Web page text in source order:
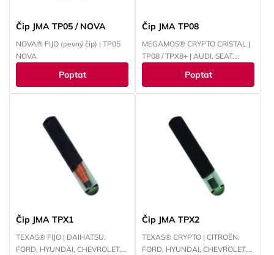
Čip JMA TP05 / NOVA
NOVA® FIJO (pevný čip) | TP05
NOVA
Poptat
Čip JMA TP08
MEGAMOS® CRYPTO CRISTAL |
TP08 / TPX8+ | AUDI, SEAT,
Poptat
Čip JMA TPX1
TEXAS® FIJO | DAIHATSU,
FORD, HYUNDAI, CHEVROLET,
Čip JMA TPX2
TEXAS® CRYPTO | CITROËN,
FORD, HYUNDAI, CHEVROLET,